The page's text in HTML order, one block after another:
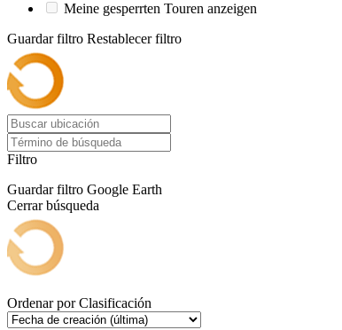
Meine gesperrten Touren anzeigen
Guardar filtro Restablecer filtro
Filtro
Guardar filtro Google Earth
Cerrar búsqueda
Ordenar por Clasificación